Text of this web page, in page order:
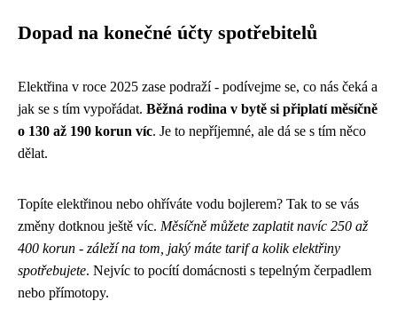
Dopad na konečné účty spotřebitelů
Elektřina v roce 2025 zase podraží - podívejme se, co nás čeká a
jak se s tím vypořádat. Běžná rodina v bytě si připlatí měsíčně
o 130 až 190 korun víc. Je to nepříjemné, ale dá se s tím něco
dělat.
Topíte elektřinou nebo ohříváte vodu bojlerem? Tak to se vás
změny dotknou ještě víc. Měsíčně můžete zaplatit navíc 250 až
400 korun - záleží na tom, jaký máte tarif a kolik elektřiny
spotřebujete. Nejvíc to pocítí domácnosti s tepelným čerpadlem
nebo přímotopy.